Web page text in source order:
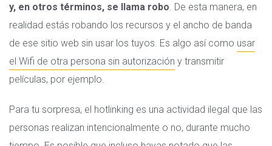
y, en otros términos, se llama robo . De esta manera, en
realidad estás robando los recursos y el ancho de banda
de ese sitio web sin usar los tuyos. Es algo así como usar
el Wifi de otra persona sin autorización y transmitir
películas, por ejemplo.
Para tu sorpresa, el hotlinking es una actividad ilegal que las
personas realizan intencionalmente o no, durante mucho